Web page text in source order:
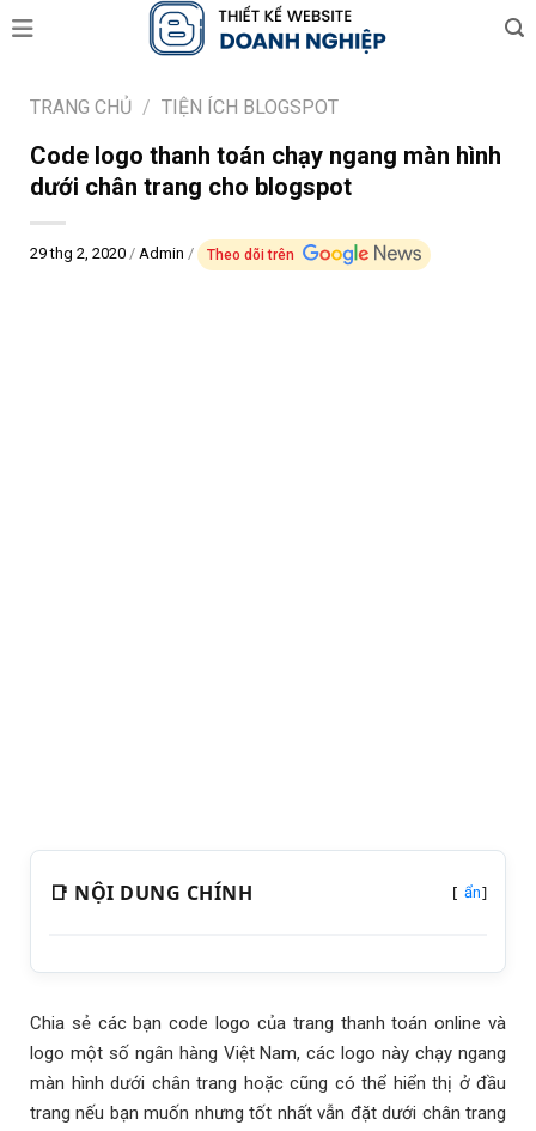
Skip
to
TRANG CHỦ / TIỆN ÍCH BLOGSPOT
Code logo thanh toán chạy ngang màn hình
dưới chân trang cho blogspot
29 thg 2, 2020 / Admin / Theo dõi trên
📑 NỘI DUNG CHÍNH [ ẩn]
Chia sẻ các bạn code logo của trang thanh toán online và
logo một số ngân hàng Việt Nam, các logo này chạy ngang
màn hình dưới chân trang hoặc cũng có thể hiển thị ở đầu
trang nếu bạn muốn nhưng tốt nhất vẫn đặt dưới chân trang